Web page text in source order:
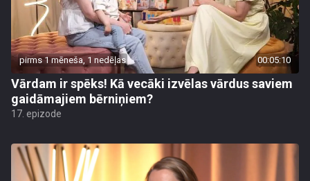
pirms 1 mēneša, 1 nedēļas 00:05:10
Vārdam ir spēks! Kā vecāki izvēlas vārdus saviem
gaidāmajiem bērniņiem?
17. epizode